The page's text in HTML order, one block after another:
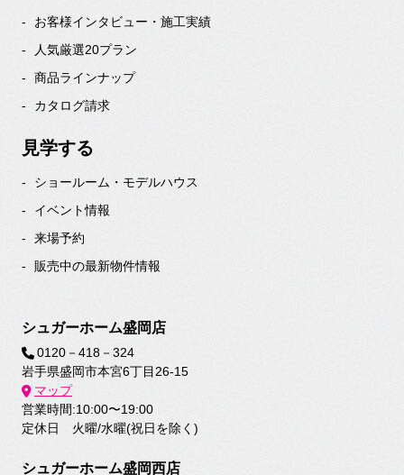
お客様インタビュー・施工実績
人気厳選20プラン
商品ラインナップ
カタログ請求
見学する
ショールーム・モデルハウス
イベント情報
来場予約
販売中の最新物件情報
シュガーホーム盛岡店
0120－418－324
岩手県盛岡市本宮6丁目26-15
マップ
営業時間:10:00〜19:00
定休日 火曜/水曜(祝日を除く)
シュガーホーム盛岡西店